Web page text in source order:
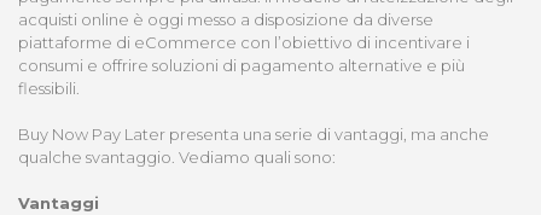
acquisti online è oggi messo a disposizione da diverse
piattaforme di eCommerce con l’obiettivo di incentivare i
consumi e offrire soluzioni di pagamento alternative e più
flessibili.
Buy Now Pay Later presenta una serie di vantaggi, ma anche
qualche svantaggio. Vediamo quali sono:
Vantaggi